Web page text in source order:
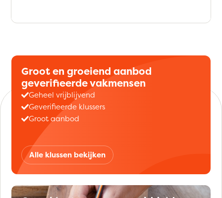
Groot en groeiend aanbod
geverifieerde vakmensen
Geheel vrijblijvend
Geverifieerde klussers
Groot aanbod
Alle klussen bekijken